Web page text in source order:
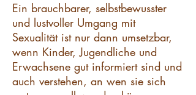
Ein brauchbarer, selbstbewusster
und lustvoller Umgang mit
Sexualität ist nur dann umsetzbar,
wenn Kinder, Jugendliche und
Erwachsene gut informiert sind und
auch verstehen, an wen sie sich